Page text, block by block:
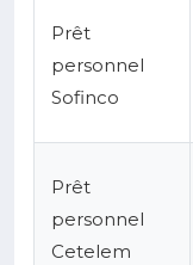
Prêt
personnel
Sofinco
Prêt
personnel
Cetelem